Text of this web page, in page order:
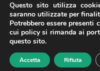
Questo sito utilizza
saranno utilizzate per
Potrebbero essere presenti
cui policy si rimanda ai
questo sito.
Accetta Rifiuta